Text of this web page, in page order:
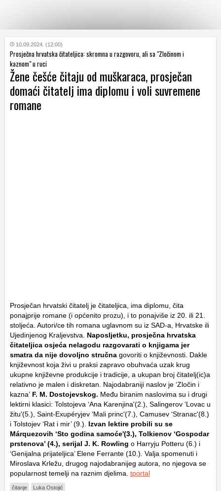
KATEGORIJE
HRVATSKI
WEB
10.09.2024. (12:00)
Prosječna hrvatska čitateljica: skromna u razgovoru, ali sa "Zločinom i
kaznom" u ruci
Žene češće čitaju od muškaraca, prosječan
domaći čitatelj ima diplomu i voli suvremene
romane
Prosječan hrvatski čitatelj je čitateljica, ima diplomu, čita
ponajprije romane (i općenito prozu), i to ponajviše iz 20. ili 21.
stoljeća. Autori/ce tih romana uglavnom su iz SAD-a, Hrvatske ili
Ujedinjenog Kraljevstva. Naposljetku, prosječna hrvatska
čitateljica osjeća nelagodu razgovarati o knjigama jer
smatra da nije dovoljno stručna govoriti o književnosti. Dakle
književnost koja živi u praksi zapravo obuhvaća uzak krug
ukupne književne produkcije i tradicije, a ukupan broj čitatelj(ic)a
relativno je malen i diskretan. Najodabraniji naslov je ‘Zločin i
kazna’ F. M. Dostojevskog. Među biranim naslovima su i drugi
lektirni klasici: Tolstojeva ‘Ana Karenjina'(2.), Salingerov ‘Lovac u
žitu'(5.), Saint-Exupéryjev ‘Mali princ'(7.), Camusev ‘Stranac'(8.)
i Tolstojev ‘Rat i mir’ (9.). Izvan lektire probili su se
Márquezovih ‘Sto godina samoće'(3.), Tolkienov ‘Gospodar
prstenova’ (4.), serijal J. K. Rowling o Harryju Potteru (6.) i
‘Genijalna prijateljica’ Elene Ferrante (10.). Valja spomenuti i
Miroslava Krležu, drugog najodabranijeg autora, no njegova se
popularnost temelji na raznim djelima. tportal
čitanje Luka Ostojić